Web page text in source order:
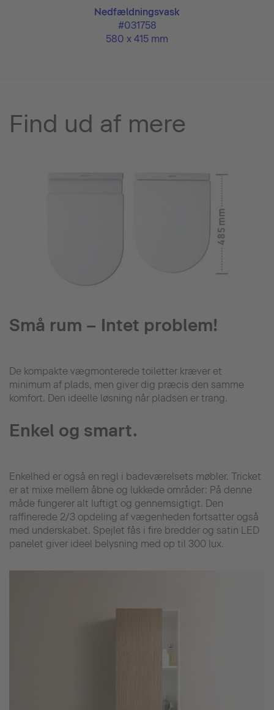
Nedfældningsvask
#031758
580 x 415 mm
Find ud af mere
Små rum – Intet problem!
De kompakte vægmonterede toiletter kræver et
minimum af plads, men giver dig præcis den samme
komfort. Den ideelle løsning når pladsen er trang.
Enkel og smart.
Enkelhed er også en regl i badeværelsets møbler. Tricket
er at mixe mellem åbne og lukkede områder: På denne
måde fungerer alt luftigt og gennemsigtigt. Den
raffinerede 2/3 opdeling af vægenheden fortsatter også
med underskabet. Spejlet fås i fire bredder og satin LED
panelet giver ideel belysning med op til 300 lux.